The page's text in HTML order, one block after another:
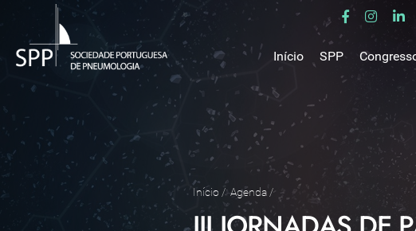
Início SPP
Mensagem do
Missão
Estrutura
Estatutos
Núcleo
Parceiros
Início /Agenda /